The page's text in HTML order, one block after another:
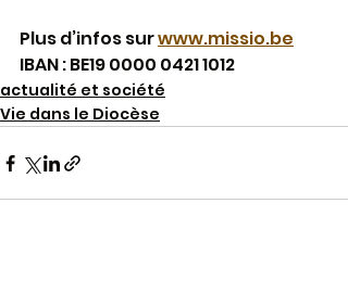
Plus d’infos sur www.missio.be
IBAN : BE19 0000 0421 1012
actualité et société
Vie dans le Diocèse